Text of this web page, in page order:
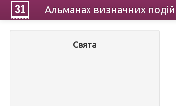
Альманах визначних подій
Свята